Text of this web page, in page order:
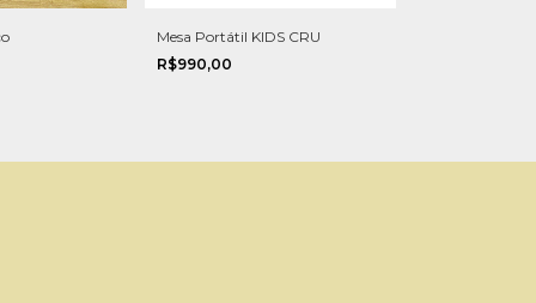
Mesa Portátil KIDS CRU
R$990,00